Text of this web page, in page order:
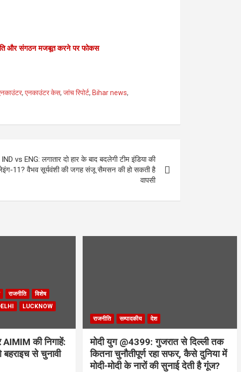
और संगठन मजबूत करने पर फोकस
, एनकाउंटर केस, जांच रिपोर्ट, Bihar news,
IND vs ENG: लगातार दो हार के बाद बदलेगी टीम इंडिया की
11? वैभव सूर्यवंशी की जगह संजू सैमसन की हो सकती है
वापसी
राजनीति
विशेष
LUCKNOW
की निगाहें:
से चुनावी
राजनीति सम्पादकीय देश
मोदी युग @4399: गुजरात से दिल्ली तक
कितना चुनौतीपूर्ण रहा सफर, कैसे दुनिया में
मोदी-मोदी के नारों की सुनाई देती है गूंज?